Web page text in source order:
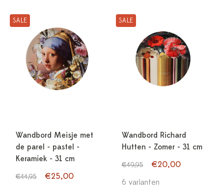
SALE
Wandbord Meisje met
de parel - pastel -
Keramiek - 31 cm
€44,95 €25,00
SALE
Wandbord Richard
Hutten - Zomer - 31 cm
€49,95
€20,00
6 varianten